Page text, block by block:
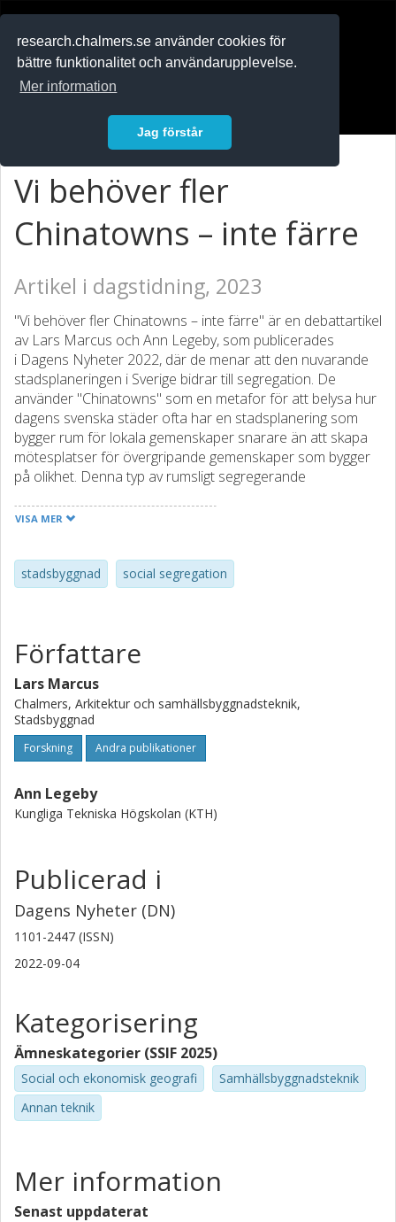
research.chalmers.se använder cookies för
bättre funktionalitet och användarupplevelse.
Mer information
Jag förstår
Vi behöver fler
Chinatowns – inte färre
Artikel i dagstidning, 2023
"Vi behöver fler Chinatowns – inte färre" är en debattartikel
av Lars Marcus och Ann Legeby, som publicerades
i Dagens Nyheter 2022, där de menar att den nuvarande
stadsplaneringen i Sverige bidrar till segregation. De
använder "Chinatowns" som en metafor för att belysa hur
dagens svenska städer ofta har en stadsplanering som
bygger rum för lokala gemenskaper snarare än att skapa
mötesplatser för övergripande gemenskaper som bygger
på olikhet. Denna typ av rumsligt segregerande
författarna anser att en mer inkluderande stadsplanering
VISA MER
stadsbyggnad social segregation
Författare
Lars Marcus
Chalmers, Arkitektur och samhällsbyggnadsteknik,
Stadsbyggnad
Forskning Andra publikationer
Ann Legeby
Kungliga Tekniska Högskolan (KTH)
Publicerad i
Dagens Nyheter (DN)
1101-2447 (ISSN)
2022-09-04
Kategorisering
Ämneskategorier (SSIF 2025)
Social och ekonomisk geografi
Samhällsbyggnadsteknik
Annan teknik
Mer information
Senast uppdaterat